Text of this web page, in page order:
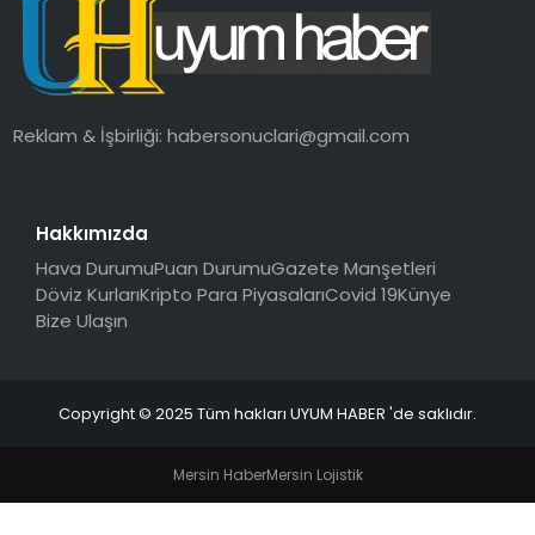
SAĞLIK
MAGAZIN
Reklam & İşbirliği:habersonuclari@gmail.com
Hakkımızda
Hava DurumuPuan DurumuGazete Manşetleri
Döviz KurlarıKripto Para PiyasalarıCovid 19Künye
Bize Ulaşın
Copyright © 2025 Tüm hakları UYUM HABER 'de saklıdır.
Mersin HaberMersin Lojistik